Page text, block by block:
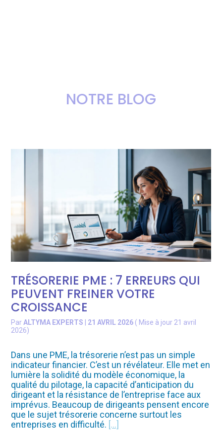
NOTRE BLOG
TRÉSORERIE PME : 7 ERREURS QUI
PEUVENT FREINER VOTRE
CROISSANCE
ParALTYMA EXPERTS 21 AVRIL 2026 ( Mise à jour 21 avril
2026)
Dans une PME, la trésorerie n’est pas un simple
indicateur financier. C’est un révélateur. Elle met en
lumière la solidité du modèle économique, la
qualité du pilotage, la capacité d’anticipation du
dirigeant et la résistance de l’entreprise face aux
imprévus. Beaucoup de dirigeants pensent encore
que le sujet trésorerie concerne surtout les
entreprises en difficulté. […]